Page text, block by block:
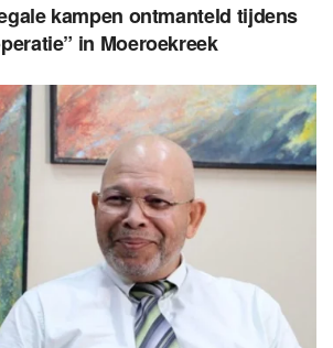
kampen ontmanteld tijdens
in Moeroekreek